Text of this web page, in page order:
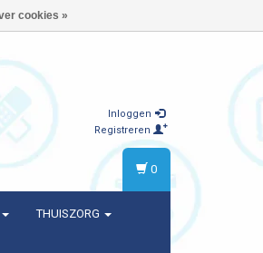
Inloggen
Registreren
THUISZORG
0
cookies »